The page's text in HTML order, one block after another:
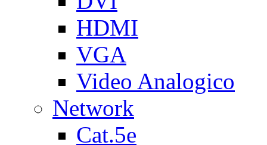
HDMI
VGA
Video Analogico
Network
Cat.5e